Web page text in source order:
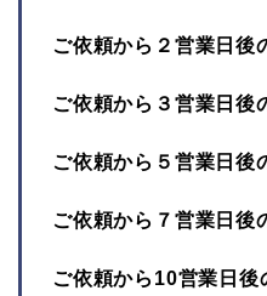
ご依頼から２営業日
ご依頼から３営業日
ご依頼から５営業日
ご依頼から７営業日
ご依頼から10営業日